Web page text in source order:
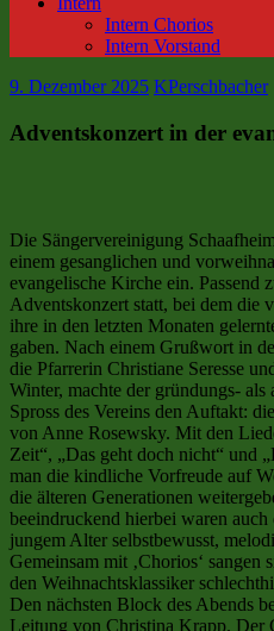
Intern Chorios
Intern Vorstand
9. Dezember 2025 KPerschbacher
Adventskonzert in der
Die Sängervereinigung
einem gesanglichen und
evangelische Kirche ein. Passend
Adventskonzert statt, bei dem die
ihre in den letzten Monaten
gaben. Nach einem Grußwort in
die Pfarrerin Christiane Seresse
Winter, machte der gründungs- als
Spross des Vereins den Auftakt:
von Anne Rosewsky. Mit den
Zeit“, „Das geht doch nicht“ und
man die kindliche Vorfreude auf
die älteren Generationen
beeindruckend hierbei waren
jungem Alter selbstbewusst,
Gemeinsam mit ‚Chorios‘ sangen
den Weihnachtsklassiker
Den nächsten Block des Abends
Leitung von Christina Krapp. Der